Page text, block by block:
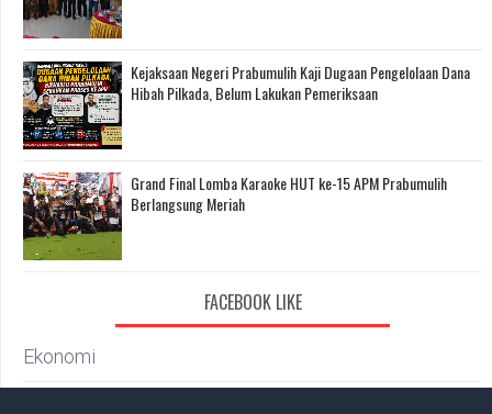
Kejaksaan Negeri Prabumulih Kaji Dugaan Pengelolaan Dana
Hibah Pilkada, Belum Lakukan Pemeriksaan
Grand Final Lomba Karaoke HUT ke-15 APM Prabumulih
Berlangsung Meriah
FACEBOOK LIKE
Ekonomi